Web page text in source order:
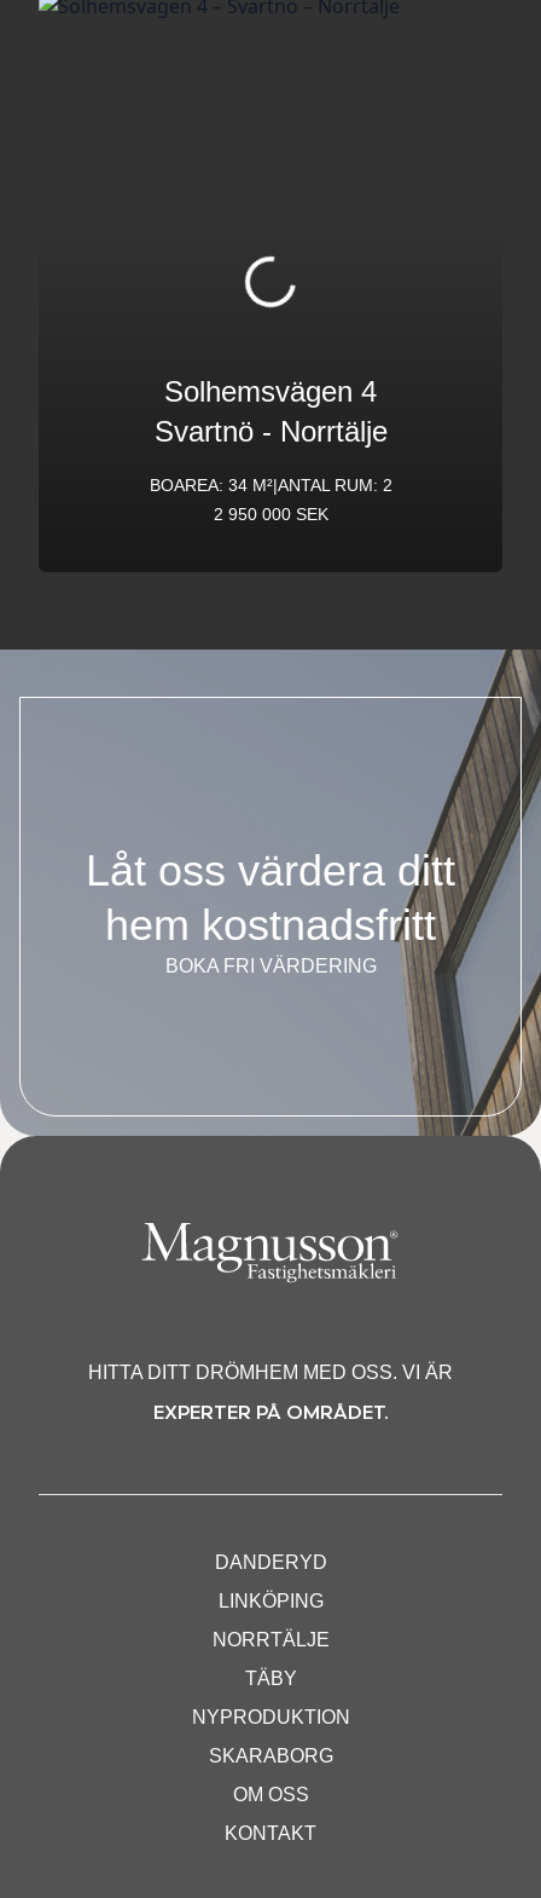
Solhemsvägen 4
Svartnö- Norrtälje
BOAREA: 34 M²|ANTAL RUM: 2
2 950 000 SEK
Låt oss värdera ditt
hem kostnadsfritt
BOKA FRI VÄRDERING
HITTA DITT DRÖMHEM MED OSS. VI ÄR
EXPERTER PÅ OMRÅDET.
DANDERYD
LINKÖPING
NORRTÄLJE
TÄBY
NYPRODUKTION
SKARABORG
OM OSS
KONTAKT